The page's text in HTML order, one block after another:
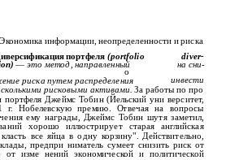
информации, неопределенности и риска
портфеля(portfolio diver-
—это метод, направленный на сни-
о
инвести­
риска путем распределения
рисковыми активами. За работы по про­
портфеля Джеймс Тобин (Йельский уни­ верситет,
Нобелевскую премию. Отвечая на вопросы
ему награды, Джеймс Тобин шутя заметил,
хорошо иллюстрирует старая английская
все яйца в одну корзину". Действительно,
предпри­ ниматель сумеет снизить риск от
от изме­ нений экономической и политической